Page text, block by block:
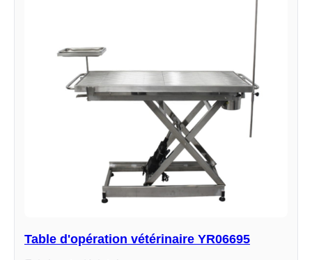
Table d'opération vétérinaire YR06695